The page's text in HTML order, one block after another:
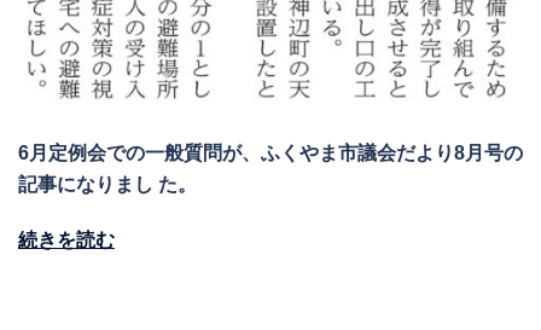
6月定例会での一般質問が、ふくやま市議会だより8月号の
記事になりまし た。
続きを読む